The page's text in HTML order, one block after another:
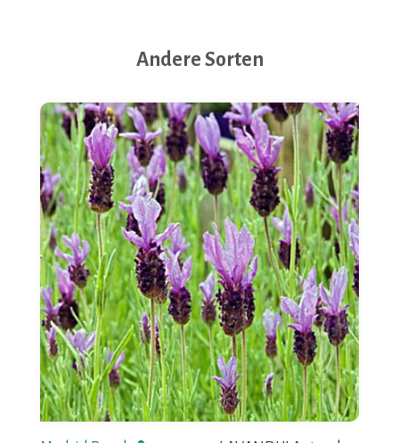
Andere Sorten